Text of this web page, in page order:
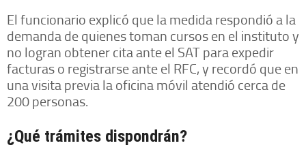
El funcionario explicó que la medida respondió a la
demanda de quienes toman cursos en el instituto y
no logran obtener cita ante el SAT para expedir
facturas o registrarse ante el RFC, y recordó que en
una visita previa la oficina móvil atendió cerca de
200 personas.
¿Qué trámites dispondrán?